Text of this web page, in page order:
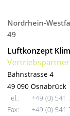
Nordrhein-
49
Luftkonzept
Vertriebspartner
Bahnstrasse 4
49 090 Osnabrück
Tel.:
+49 (0) 541
Fax:
+49 (0) 541